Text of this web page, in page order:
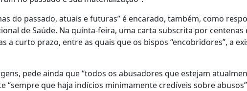
do passado, atuais e futuras” é encarado, também, como
de Saúde. Na quinta-feira, uma carta subscrita por centenas
a curto prazo, entre as quais que os bispos “encobridores”, a
pede ainda que “todos os abusadores que estejam
“sempre que haja indícios minimamente credíveis sobre